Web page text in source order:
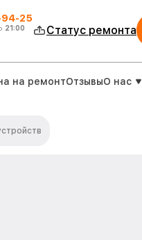
94-25
21:00 Статус ремонта
на ремонтОтзывыО нас